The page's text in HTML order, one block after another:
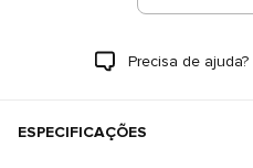
Precisa de ajuda?
ESPECIFICAÇÕES